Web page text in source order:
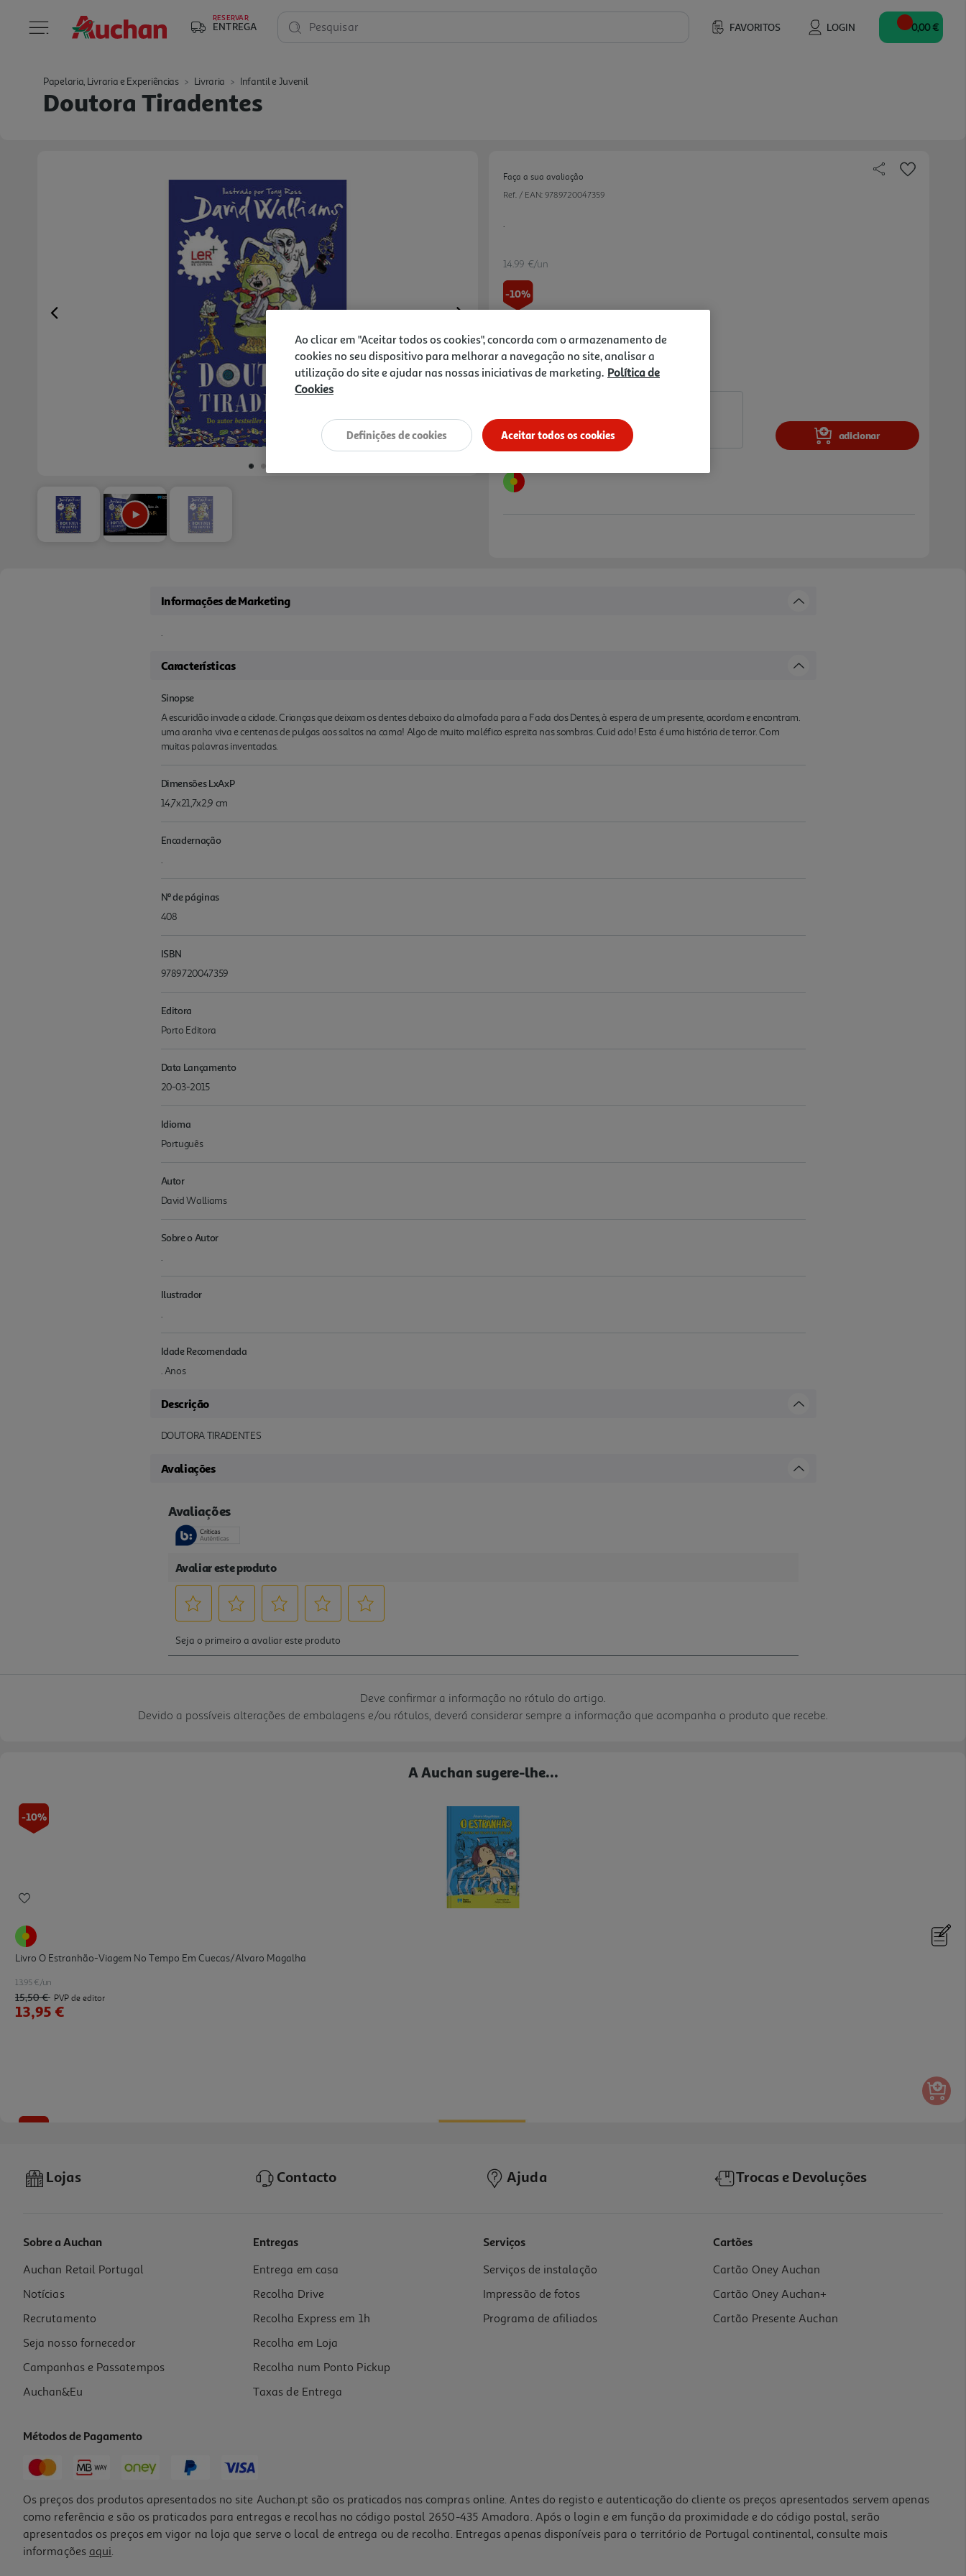
RESERVAR
ENTREGA FAVORITOS LOGIN
Pesquisar 0,00 €
Papelaria, Livraria e Experiências Livraria Infantil e Juvenil
Doutora Tiradentes
Previous
Faça a sua avaliação
Ref. / EAN: 9789720047359
.
14.99 €/un
-10%
14,99 €
Notas de preparação
adicionar
Informações de Marketing
.
Características
Sinopse
A escuridão invade a cidade. Crianças que deixam os dentes debaixo da almofada para a Fada dos Dentes, à espera de um presente, acordam e encontram.
uma aranha viva e centenas de pulgas aos saltos na cama! Algo de muito maléfico espreita nas sombras. Cuid ado! Esta é uma história de terror. Com
muitas palavras inventadas.
Dimensões LxAxP
14,7x21,7x2,9 cm
Encadernação
.
Nº de páginas
408
ISBN
9789720047359
Editora
Porto Editora
Data Lançamento
20-03-2015
Idioma
Português
Autor
David Walliams
Sobre o Autor
.
Ilustrador
.
Idade Recomendada
. Anos
Descrição
DOUTORA TIRADENTES
Avaliações
Deve confirmar a informação no rótulo do artigo.
Devido a possíveis alterações de embalagens e/ou rótulos, deverá considerar sempre a informação que acompanha o produto que recebe.
A Auchan sugere-lhe...
-10%
Livro O Estranhão-Viagem No Tempo Em Cuecas/alvaro Magalha
13.95 €/un
15,50 € PVP de editor
13,95 €
As Minhas Anedotas Amarelo
8.09 €/un
8,09 €
-10%
Lojas Contacto Ajuda Trocas e Devoluções
Sobre a Auchan
Auchan Retail Portugal
Notícias
Recrutamento
Seja nosso fornecedor
Campanhas e Passatempos
Auchan&Eu
Entregas
Entrega em casa
Recolha Drive
Recolha Express em 1h
Recolha em Loja
Recolha num Ponto Pickup
Taxas de Entrega
Serviços
Serviços de instalação
Impressão de fotos
Programa de afiliados
Cartões
Cartão Oney Auchan
Cartão Oney Auchan+
Cartão Presente Auchan
Métodos de Pagamento
Os preços dos produtos apresentados no site Auchan.pt são os praticados nas compras online. Antes do registo e autenticação do cliente os preços apresentados servem apenas
como referência e são os praticados para entregas e recolhas no código postal 2650-435 Amadora. Após o login e em função da proximidade e do código postal, serão
apresentados os preços em vigor na loja que serve o local de entrega ou de recolha. Entregas apenas disponíveis para o território de Portugal continental, consulte mais
informações aqui.
Ao clicar em "Aceitar todos os cookies", concorda com o armazenamento de
cookies no seu dispositivo para melhorar a navegação no site, analisar a
utilização do site e ajudar nas nossas iniciativas de marketing. Política de
Cookies
Aceitar todos os cookies
Definições de cookies